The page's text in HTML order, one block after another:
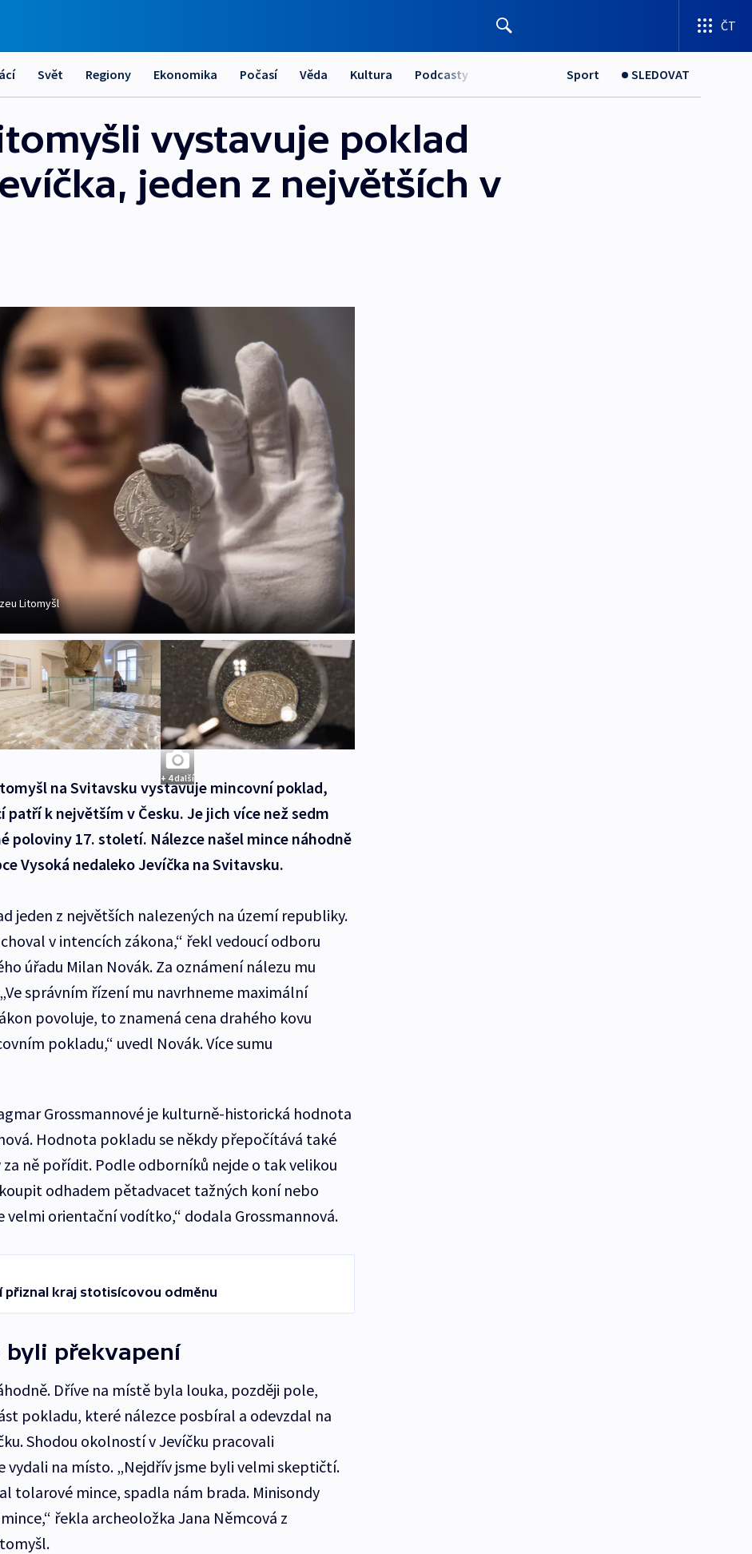
ČT
Svět Regiony Ekonomika Počasí Věda Kultura Podcasty Sport SLEDOVAT
vystavuje poklad
jeden z největších v
Litomyšl
+ 4 další
na Svitavsku vystavuje mincovní poklad,
k největším v Česku. Je jich více než sedm
poloviny 17. století. Nálezce našel mince náhodně
Vysoká nedaleko Jevíčka na Svitavsku.
jeden z největších nalezených na území republiky.
v intencích zákona,“ řekl vedoucí odboru
úřadu Milan Novák. Za oznámení nálezu mu
správním řízení mu navrhneme maximální
povoluje, to znamená cena drahého kovu
pokladu,“ uvedl Novák. Více sumu
Grossmannové je kulturně-historická hodnota
Hodnota pokladu se někdy přepočítává také
ně pořídit. Podle odborníků nejde o tak velikou
odhadem pětadvacet tažných koní nebo
velmi orientační vodítko,“ dodala Grossmannová.
přiznal kraj stotisícovou odměnu
byli překvapení
Dříve na místě byla louka, později pole,
pokladu, které nálezce posbíral a odevzdal na
Shodou okolností v Jevíčku pracovali
vydali na místo. „Nejdřív jsme byli velmi skeptičtí.
tolarové mince, spadla nám brada. Minisondy
řekla archeoložka Jana Němcová z